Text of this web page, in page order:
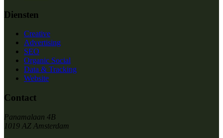
Diensten
Creative
Advertising
SEO
Organic Social
Data & Tracking
Website
Contact
Panamalaan 4B
1019 AZ Amsterdam